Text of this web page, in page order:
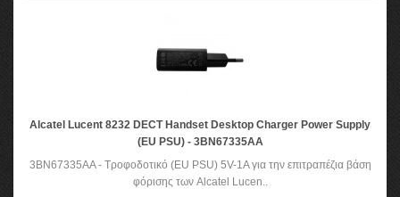
Alcatel Lucent 8232 DECT Handset Desktop Charger Power Supply
(EU PSU) - 3BN67335AA
3BN67335AA - Τροφοδοτικό (EU PSU) 5V-1A για την επιτραπέζια βάση
φόρισης των Alcatel Lucen..